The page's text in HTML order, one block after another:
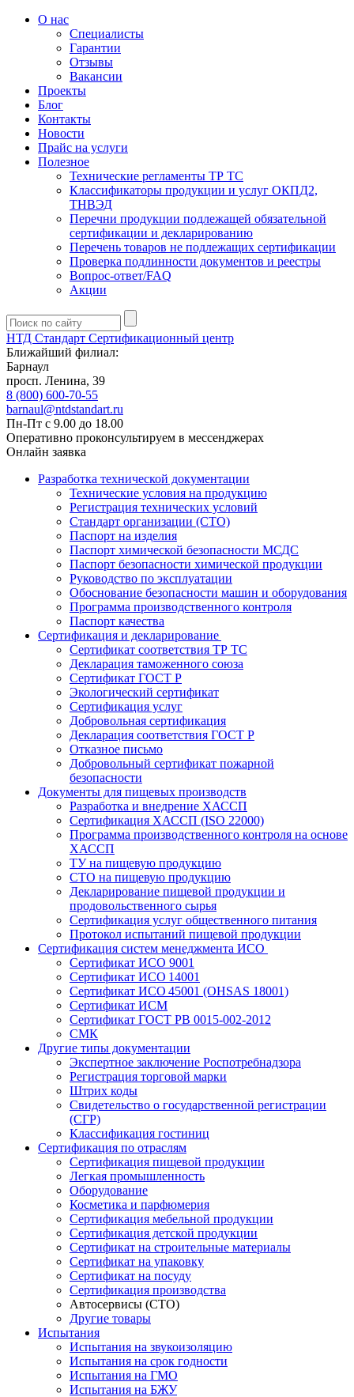
О нас
Специалисты
Гарантии
Отзывы
Вакансии
Проекты
Блог
Контакты
Новости
Прайс на услуги
Полезное
Технические регламенты ТР ТС
Классификаторы продукции и услуг ОКПД2,
ТНВЭД
Перечни продукции подлежащей обязательной
сертификации и декларированию
Перечень товаров не подлежащих сертификации
Проверка подлинности документов и реестры
Вопрос-ответ/FAQ
Акции
НТД Стандарт Сертификационный центр
Ближайший филиал:
Барнаул
просп. Ленина, 39
8 (800) 600-70-55
barnaul@ntdstandart.ru
Пн-Пт с 9.00 до 18.00
Оперативно проконсультируем в мессенджерах
Онлайн заявка
Разработка технической документации
Технические условия на продукцию
Регистрация технических условий
Стандарт организации (СТО)
Паспорт на изделия
Паспорт химической безопасности МСДС
Паспорт безопасности химической продукции
Руководство по эксплуатации
Обоснование безопасности машин и оборудования
Программа производственного контроля
Паспорт качества
Сертификация и декларирование
Сертификат соответствия ТР ТС
Декларация таможенного союза
Сертификат ГОСТ Р
Экологический сертификат
Сертификация услуг
Добровольная сертификация
Декларация соответствия ГОСТ Р
Отказное письмо
Добровольный сертификат пожарной
безопасности
Документы для пищевых производств
Разработка и внедрение ХАССП
Сертификация ХАССП (ISO 22000)
Программа производственного контроля на основе
ХАССП
ТУ на пищевую продукцию
СТО на пищевую продукцию
Декларирование пищевой продукции и
продовольственного сырья
Сертификация услуг общественного питания
Протокол испытаний пищевой продукции
Сертификация систем менеджмента ИСО
Сертификат ИСО 9001
Сертификат ИСО 14001
Сертификат ИСО 45001 (OHSAS 18001)
Сертификат ИСМ
Сертификат ГОСТ РВ 0015-002-2012
СМК
Другие типы документации
Экспертное заключение Роспотребнадзора
Регистрация торговой марки
Штрих коды
Свидетельство о государственной регистрации
(СГР)
Классификация гостиниц
Сертификация по отраслям
Сертификация пищевой продукции
Легкая промышленность
Оборудование
Косметика и парфюмерия
Сертификация мебельной продукции
Сертификация детской продукции
Сертификат на строительные материалы
Сертификат на упаковку
Сертификат на посуду
Сертификация производства
Автосервисы (СТО)
Другие товары
Испытания
Испытания на звукоизоляцию
Испытания на срок годности
Испытания на ГМО
Испытания на БЖУ